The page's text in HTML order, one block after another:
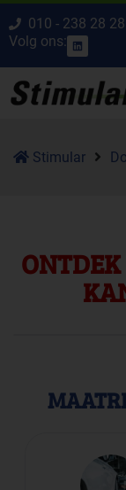
010 - 238 28 28
Volg ons:
Stimular